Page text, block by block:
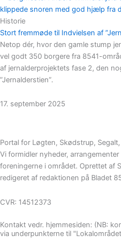
Historie
Stort fremmøde til Indvielsen af
Netop dér, hvor den gamle stump
vel godt 350 borgere fra 8541-
af jernalderprojektets fase 2, den
”Jernalderstien”.
17. september 2025
Portal for Løgten, Skødstrup,
Vi formidler nyheder,
foreningerne i området. Oprettet af
redigeret af redaktionen på Bladet
CVR: 14512373
Kontakt vedr. hjemmesiden: (NB:
via underpunkterne til